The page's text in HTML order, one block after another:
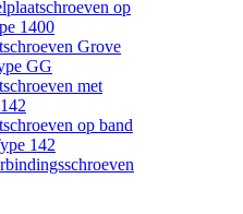
op
1400
Grove
GG
met
op band
142